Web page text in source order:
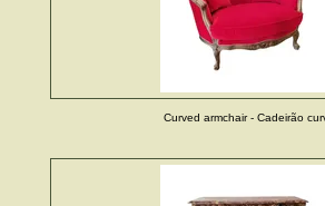
Curved armchair - Cadeirão